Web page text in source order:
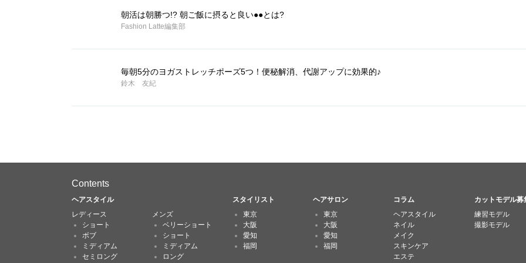
朝活は朝勝つ!? 朝ご飯に摂ると良い●●とは?
Fashion Latte編集部
毎朝5分のヨガストレッチポーズ5つ！便秘解消、代謝アップに効果的♪
鈴木 友紀
Contents
ヘアスタイル スタイリスト ヘアサロン コラム
カットモデル募
レディース
ショート
ボブ
ミディアム
セミロング
メンズ
ベリーショート
ショート
ミディアム
ロング
東京
大阪
愛知
福岡
東京
大阪
愛知
福岡
ヘアスタイル
ネイル
メイク
スキンケア
エステ
練習モデル
撮影モデル